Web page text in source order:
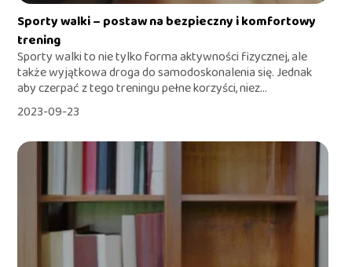
Sporty walki – postaw na bezpieczny i komfortowy
trening
Sporty walki to nie tylko forma aktywności fizycznej, ale
także wyjątkowa droga do samodoskonalenia się. Jednak
aby czerpać z tego treningu pełne korzyści, niez...
2023-09-23